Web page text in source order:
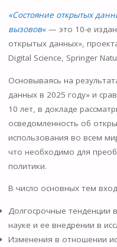
n
o
kl
as
s
ni
ki
«Состояние открытых
вызовов«— это 10-е
открытых данных»,
Digital Science, Springer
Основываясь на
данных в 2025 году» и
10 лет, в докладе
осведомленность об
использования во всем
что необходимо для
политики.
В число основных тем
Долгосрочные тенденции
науке и ее внедрении в
Изменения в отношении